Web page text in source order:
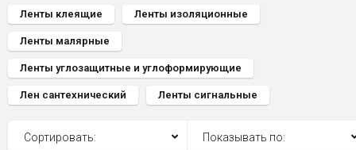
Ленты клеящие Ленты изоляционные
Ленты малярные
Ленты углозащитные и углоформирующие
Лен сантехнический Ленты сигнальные
Сортировать: Показывать по: